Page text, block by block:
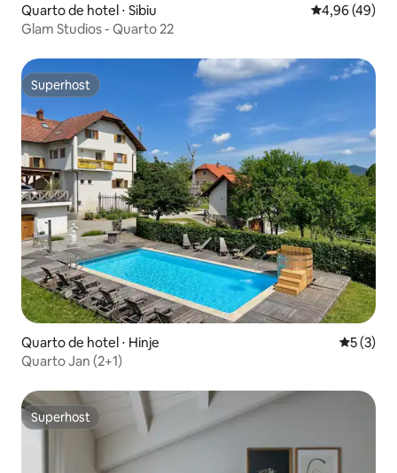
Quarto de hotel ⋅ Sibiu 4,96 de uma
4,96 (49)
Glam Studios - Quarto 22
Superhost
Superhost
Quarto de hotel ⋅ Hinje 5 de
5 (3)
Quarto Jan (2+1)
Superhost
Superhost